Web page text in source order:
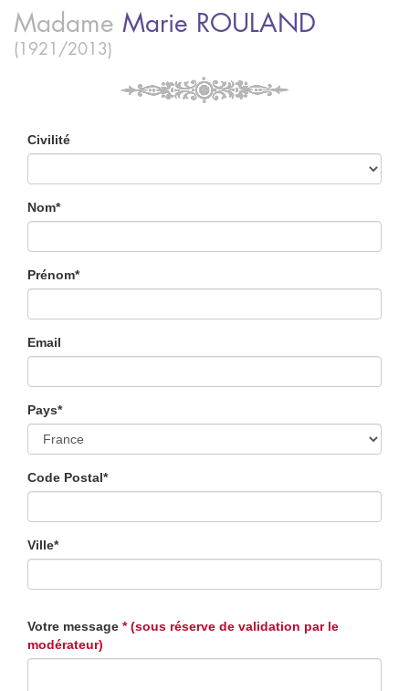
Madame Marie ROULAND
(1921/2013)
Civilité
Nom*
Prénom*
Email
Pays*
Code Postal*
Ville*
Votre message * (sous réserve de validation par le
modérateur)